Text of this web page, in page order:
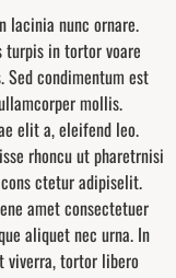
lacinia nunc ornare.
turpis in tortor voare
condimentum est
mollis.
elit a, eleifend leo.
rhoncu ut pharetrnisi
ctetur adipiselit.
amet consectetuer
aliquet nec urna. In
viverra, tortor libero